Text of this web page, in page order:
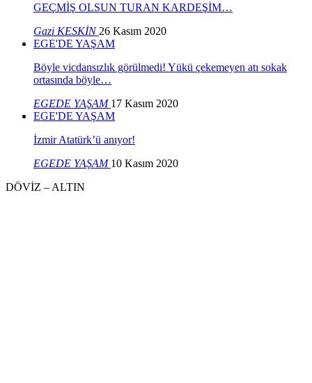
GEÇMİŞ OLSUN TURAN KARDEŞİM…
Gazi KESKİN 26 Kasım 2020
EGE'DE YAŞAM
Böyle vicdansızlık görülmedi! Yükü çekemeyen atı sokak
ortasında böyle…
EGEDE YAŞAM 17 Kasım 2020
EGE'DE YAŞAM
İzmir Atatürk’ü anıyor!
EGEDE YAŞAM 10 Kasım 2020
DÖVİZ – ALTIN